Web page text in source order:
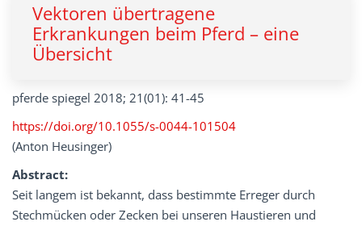
Vektoren übertragene
Erkrankungen beim Pferd – eine
Übersicht
pferde spiegel 2018; 21(01): 41-45
https://doi.org/10.1055/s-0044-101504
(Anton Heusinger)
Abstract:
Seit langem ist bekannt, dass bestimmte Erreger durch
Stechmücken oder Zecken bei unseren Haustieren und